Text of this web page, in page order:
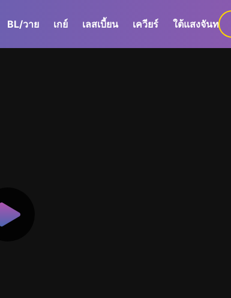
BL/วาย เกย์ เลสเบี้ยน เควียร์ ใต้แสงจันทร์